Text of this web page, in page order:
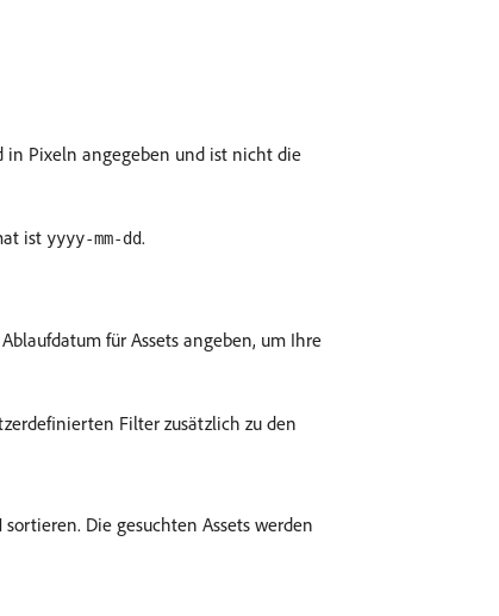
in Pixeln angegeben und ist nicht die
ist yyyy-mm-dd.
für Assets angeben, um Ihre
Filter zusätzlich zu den
sortieren. Die gesuchten Assets werden